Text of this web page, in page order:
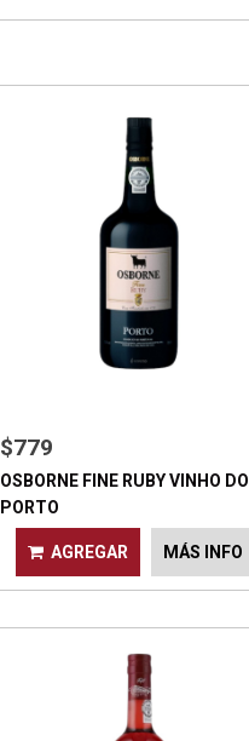
$779
OSBORNE FINE RUBY VINHO DO
PORTO
AGREGAR MÁS INFO